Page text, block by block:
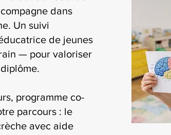
dans
Un suivi
de jeunes
— pour valoriser
programme co-
parcours : le
avec aide